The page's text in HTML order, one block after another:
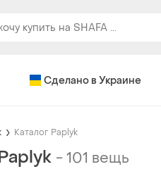
Сделано в Украине
Каталог Paplyk
-101 вещь